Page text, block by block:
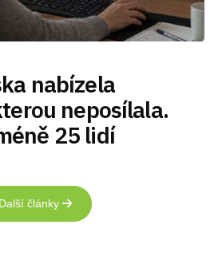
nabízela
neposílala.
25 lidí
Další články